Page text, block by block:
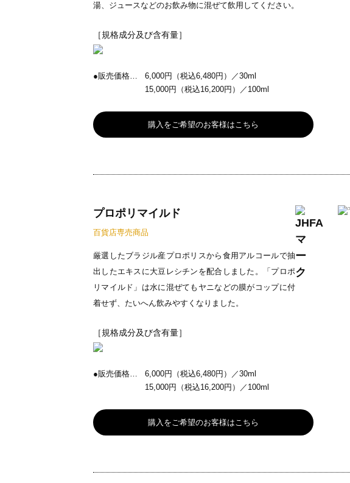
湯、ジュースなどのお飲み物に混ぜて飲用してください。
［規格成分及び含有量］
●販売価格…
6,000円（税込6,480円）／30ml
15,000円（税込16,200円）／100ml
購入をご希望のお客様はこちら
プロポリマイルド
百貨店専売商品
厳選したブラジル産プロポリスから食用アルコールで抽
出したエキスに大豆レシチンを配合しました。「プロポ
リマイルド」は水に混ぜてもヤニなどの膜がコップに付
着せず、たいへん飲みやすくなりました。
［規格成分及び含有量］
●販売価格…
6,000円（税込6,480円）／30ml
15,000円（税込16,200円）／100ml
購入をご希望のお客様はこちら